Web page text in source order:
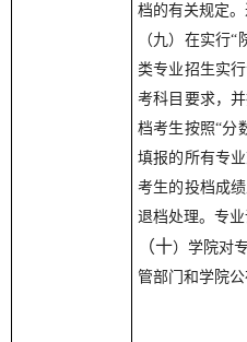
档的有关规定
（九）在实行
类专业招生实
考科目要求，
档考生按照“分
填报的所有专
考生的投档成
退档处理。专
（十）学院对
管部门和学院公